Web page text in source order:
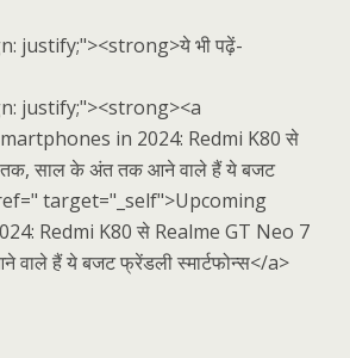
justify;"><strong>ये भी पढ़ें-
justify;"><strong><a
in 2024: Redmi K80 से
साल के अंत तक आने वाले हैं ये बजट
target="_self">Upcoming
Redmi K80 से Realme GT Neo 7
हैं ये बजट फ्रेंडली स्मार्टफोन्स</a>